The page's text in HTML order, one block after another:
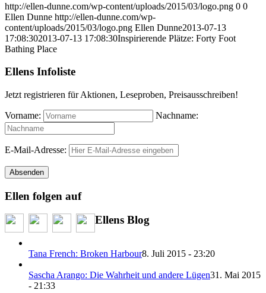
http://ellen-dunne.com/wp-content/uploads/2015/03/logo.png 0 0
Ellen Dunne http://ellen-dunne.com/wp-
content/uploads/2015/03/logo.png Ellen Dunne2013-07-13
17:08:302013-07-13 17:08:30Inspirierende Plätze: Forty Foot
Bathing Place
Ellens Infoliste
Jetzt registrieren für Aktionen, Leseproben, Preisausschreiben!
Vorname: Nachname:
E-Mail-Adresse:
Ellen folgen auf
Ellens Blog
Tana French: Broken Harbour8. Juli 2015 - 23:20
Sascha Arango: Die Wahrheit und andere Lügen31. Mai 2015
- 21:33